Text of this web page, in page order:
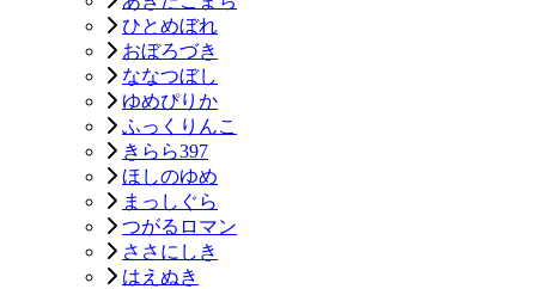
ひとめぼれ
おぼろづき
ななつぼし
ゆめぴりか
ふっくりんこ
きらら397
ほしのゆめ
まっしぐら
つがるロマン
ささにしき
はえぬき